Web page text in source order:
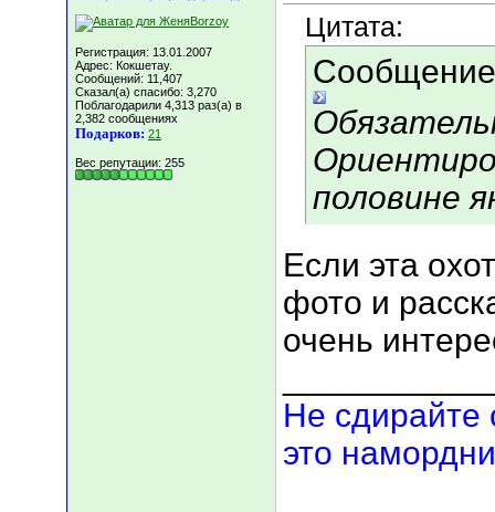
Регистрация: 13.01.2007
Адрес: Кокшетау.
Сообщений: 11,407
Сказал(а) спасибо: 3,270
Поблагодарили 4,313 раз(а) в
2,382 сообщениях
Подарков: 21
Вес репутации: 255
Цитата:
половине
Если эта
фото и
очень
Не сдирайте
это